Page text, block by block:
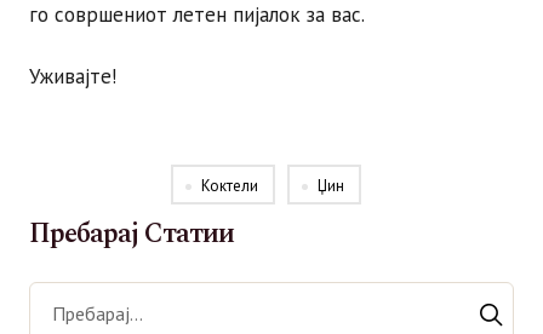
го совршениот летен пијалок за вас.
Уживајте!
Коктели Џин
Пребарај Статии